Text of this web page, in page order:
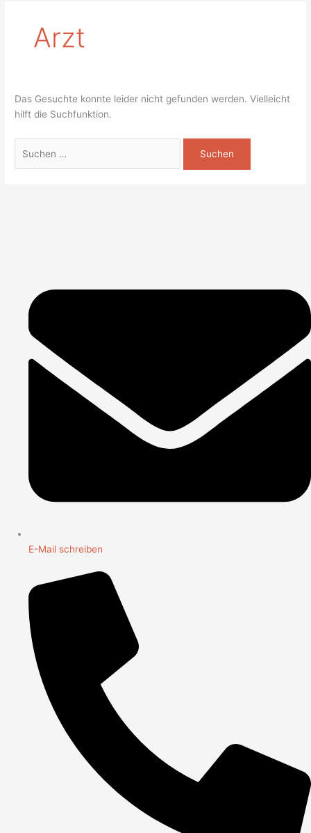
Arzt
Das Gesuchte konnte leider nicht gefunden werden. Vielleicht
hilft die Suchfunktion.
E-Mail schreiben